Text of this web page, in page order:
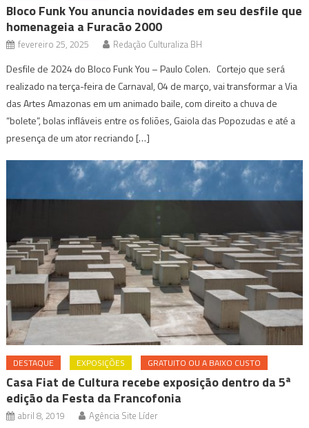
Bloco Funk You anuncia novidades em seu desfile que
homenageia a Furacão 2000
fevereiro 25, 2025 Redação Culturaliza BH
Desfile de 2024 do Bloco Funk You – Paulo Colen. Cortejo que será
realizado na terça-feira de Carnaval, 04 de março, vai transformar a Via
das Artes Amazonas em um animado baile, com direito a chuva de
“bolete”, bolas infláveis entre os foliões, Gaiola das Popozudas e até a
presença de um ator recriando […]
DESTAQUE EXPOSIÇÕES GRATUITO OU A BAIXO CUSTO
Casa Fiat de Cultura recebe exposição dentro da 5ª
edição da Festa da Francofonia
abril 8, 2019 Agência Site Líder